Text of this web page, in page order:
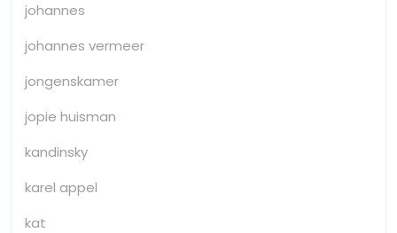
johannes
johannes vermeer
jongenskamer
jopie huisman
kandinsky
karel appel
kat